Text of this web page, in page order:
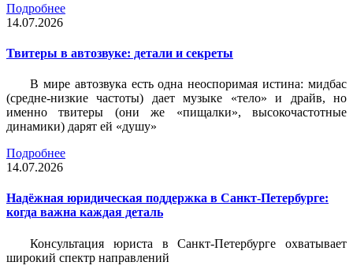
Подробнее
14.07.2026
Твитеры в автозвуке: детали и секреты
В мире автозвука есть одна неоспоримая истина: мидбас
(средне-низкие частоты) дает музыке «тело» и драйв, но
именно твитеры (они же «пищалки», высокочастотные
динамики) дарят ей «душу»
Подробнее
14.07.2026
Надёжная юридическая поддержка в Санкт-Петербурге:
когда важна каждая деталь
Консультация юриста в Санкт-Петербурге охватывает
широкий спектр направлений